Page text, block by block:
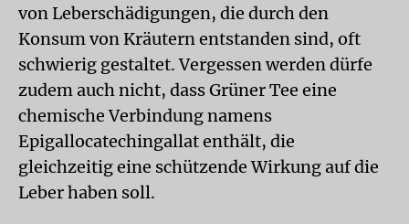
von Leberschädigungen, die durch den
Konsum von Kräutern entstanden sind, oft
schwierig gestaltet. Vergessen werden dürfe
zudem auch nicht, dass Grüner Tee eine
chemische Verbindung namens
Epigallocatechingallat enthält, die
gleichzeitig eine schützende Wirkung auf die
Leber haben soll.